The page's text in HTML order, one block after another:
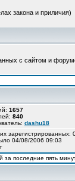
закона и приличия)
с сайтом и
1657
840
dashu18
04/08/2006 09:03
за последние пять